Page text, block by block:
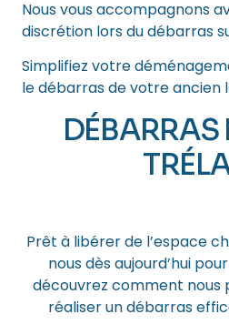
Nous vous accompagnons
discrétion lors du débarras
Simplifiez votre
le débarras de votre ancien
Prêt à libérer de l’espace
nous dès aujourd’hui
découvrez comment nous
réaliser un débarras